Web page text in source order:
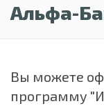
Альфа-
Вы можете
программу